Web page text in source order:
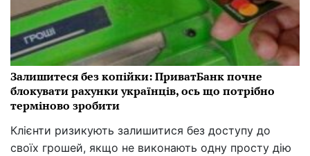
Залишитеся без копійки: ПриватБанк почне
блокувати рахунки українців, ось що потрібно
терміново зробити
Клієнти ризикують залишитися без доступу до
своїх грошей, якщо не виконають одну просту дію